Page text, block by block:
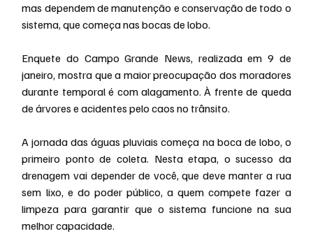
mas dependem de manutenção e conservação de todo o
sistema, que começa nas bocas de lobo.
Enquete do Campo Grande News, realizada em 9 de
janeiro, mostra que a maior preocupação dos moradores
durante temporal é com alagamento. À frente de queda
de árvores e acidentes pelo caos no trânsito.
A jornada das águas pluviais começa na boca de lobo, o
primeiro ponto de coleta. Nesta etapa, o sucesso da
drenagem vai depender de você, que deve manter a rua
sem lixo, e do poder público, a quem compete fazer a
limpeza para garantir que o sistema funcione na sua
melhor capacidade.